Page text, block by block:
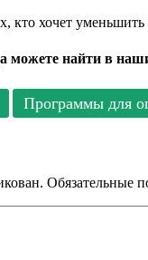
хочет уменьшить
можете найти в
Программы для
Обязательные